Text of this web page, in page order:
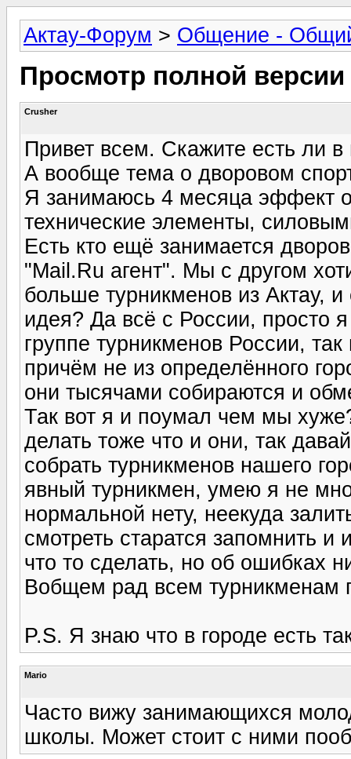
Актау-Форум > Общение -
Просмотр полной
Crusher
Привет всем. Скажите есть ли
А вообще тема о дворовом
Я занимаюсь 4 месяца эффект
технические элементы,
Есть кто ещё занимается
"Mail.Ru агент". Мы с другом
больше турникменов из Актау,
идея? Да всё с России, просто
группе турникменов России,
причём не из определённого
они тысячами собираются и
Так вот я и поумал чем мы
делать тоже что и они, так
собрать турникменов нашего
явный турникмен, умею я не
нормальной нету, неекуда
смотреть старатся запомнить
что то сделать, но об ошибках
Вобщем рад всем турникменам
P.S. Я знаю что в городе есть
Mario
Часто вижу занимающихся
школы. Может стоит с ними